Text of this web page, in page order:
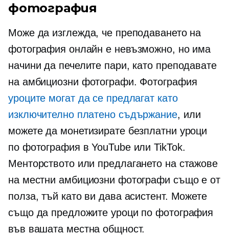
фотография
Може да изглежда, че преподаването на
фотография онлайн е невъзможно, но има
начини да печелите пари, като преподавате
на амбициозни фотографи. Фотография
уроците могат да се предлагат като
изключително платено съдържание, или
можете да монетизирате безплатни уроци
по фотография в YouTube или TikTok.
Менторството или предлагането на стажове
на местни амбициозни фотографи също е от
полза, тъй като ви дава асистент. Можете
също да предложите уроци по фотография
във вашата местна общност.